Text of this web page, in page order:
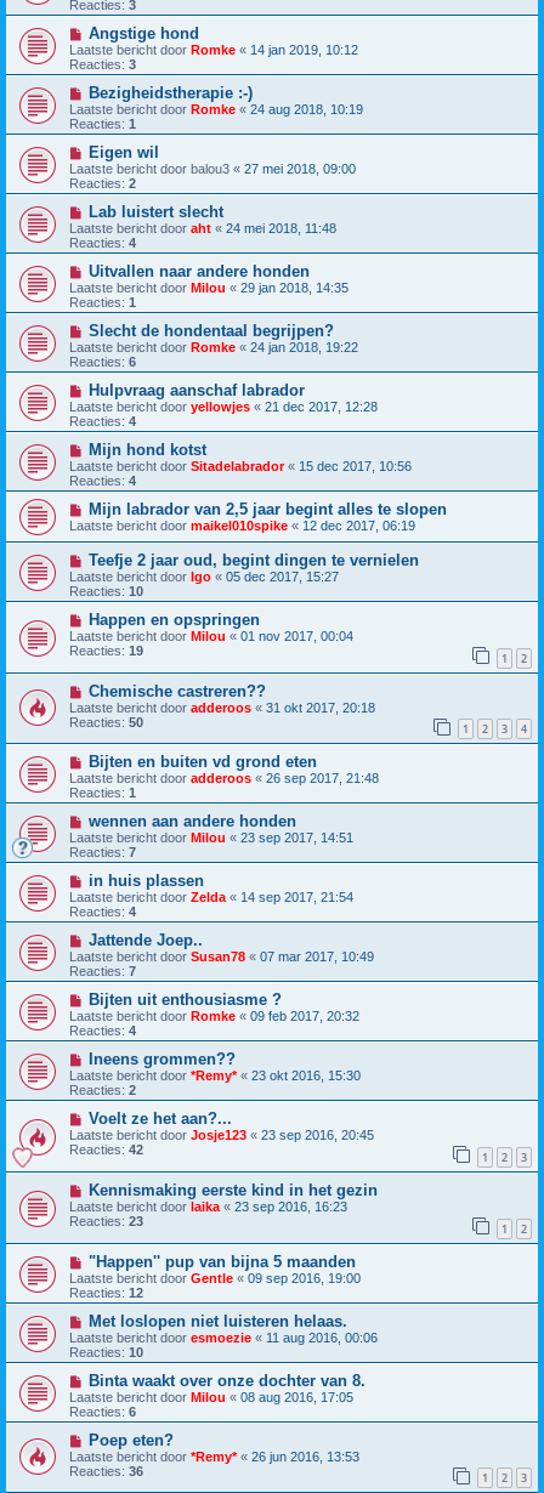
Reacties: 3
Angstige hond
Laatste bericht door Romke « 14 jan 2019, 10:12
Reacties: 3
Bezigheidstherapie :-)
Laatste bericht door Romke « 24 aug 2018, 10:19
Reacties: 1
Eigen wil
Laatste bericht door balou3 « 27 mei 2018, 09:00
Reacties: 2
Lab luistert slecht
Laatste bericht door aht « 24 mei 2018, 11:48
Reacties: 4
Uitvallen naar andere honden
Laatste bericht door Milou « 29 jan 2018, 14:35
Reacties: 1
Slecht de hondentaal begrijpen?
Laatste bericht door Romke « 24 jan 2018, 19:22
Reacties: 6
Hulpvraag aanschaf labrador
Laatste bericht door yellowjes « 21 dec 2017, 12:28
Reacties: 4
Mijn hond kotst
Laatste bericht door Sitadelabrador« 15 dec 2017, 10:56
Reacties: 4
Mijn labrador van 2,5 jaar begint alles te slopen
Laatste bericht door maikel010spike « 12 dec 2017, 06:19
Teefje 2 jaar oud, begint dingen te vernielen
Laatste bericht door Igo « 05 dec 2017, 15:27
Reacties: 10
Happen en opspringen
Laatste bericht door Milou « 01 nov 2017, 00:04
Reacties: 19 1 2
Chemische castreren??
Laatste bericht door adderoos « 31 okt 2017, 20:18
Reacties: 50 1 2 3 4
Bijten en buiten vd grond eten
Laatste bericht door adderoos « 26 sep 2017, 21:48
Reacties: 1
wennen aan andere honden
Laatste bericht door Milou « 23 sep 2017, 14:51
Reacties: 7
in huis plassen
Laatste bericht door Zelda « 14 sep 2017, 21:54
Reacties: 4
Jattende Joep..
Laatste bericht door Susan78 « 07 mar 2017, 10:49
Reacties: 7
Bijten uit enthousiasme ?
Laatste bericht door Romke « 09 feb 2017, 20:32
Reacties: 4
Ineens grommen??
Laatste bericht door *Remy*« 23 okt 2016, 15:30
Reacties: 2
Voelt ze het aan?...
Laatste bericht door Josje123 « 23 sep 2016, 20:45
Reacties: 42 1 2 3
Kennismaking eerste kind in het gezin
Laatste bericht door laika « 23 sep 2016, 16:23
Reacties: 23 1 2
"Happen'' pup van bijna 5 maanden
Laatste bericht door Gentle « 09 sep 2016, 19:00
Reacties: 12
Met loslopen niet luisteren helaas.
Laatste bericht door esmoezie « 11 aug 2016, 00:06
Reacties: 10
Binta waakt over onze dochter van 8.
Laatste bericht door Milou « 08 aug 2016, 17:05
Reacties: 6
Poep eten?
Laatste bericht door *Remy*« 26 jun 2016, 13:53
Reacties: 36 1 2 3